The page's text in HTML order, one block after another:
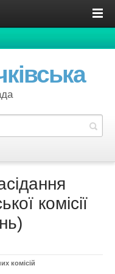
комісії
комісій